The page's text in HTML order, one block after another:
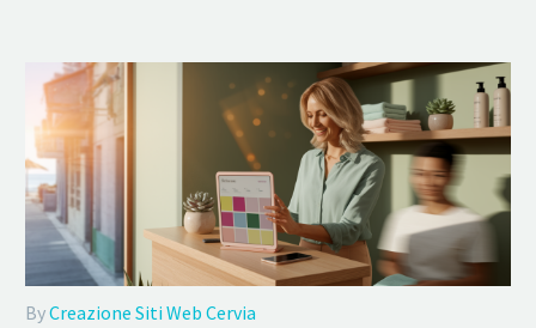
ByCreazione Siti Web Cervia